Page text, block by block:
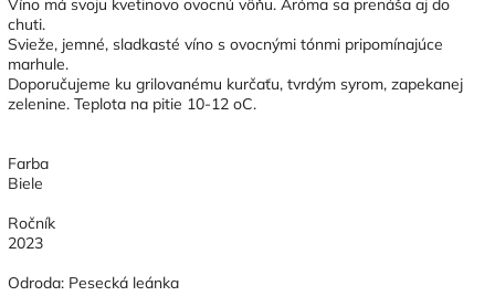
Víno má svoju kvetinovo ovocnú vôňu. Aróma sa prenáša aj do
chuti.
Svieže, jemné, sladkasté víno s ovocnými tónmi pripomínajúce
marhule.
Doporučujeme ku grilovanému kurčaťu, tvrdým syrom, zapekanej
zelenine. Teplota na pitie 10-12 oC.
Farba
Biele
Ročník
2023
Odroda: Pesecká leánka